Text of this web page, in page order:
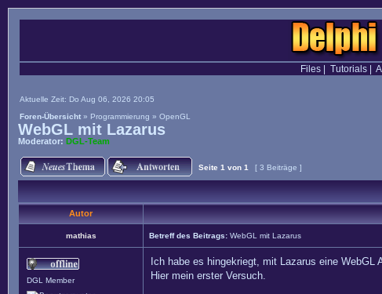
Files| Tutorials|
Aktuelle Zeit: Do Aug 06, 2026 20:05
Foren-Übersicht » Programmierung » OpenGL
WebGL mit Lazarus
Moderator: DGL-Team
Seite 1 von 1 [ 3 Beiträge ]
Autor
mathias Betreff des Beitrags: WebGL mit Lazarus
DGL Member
Ich habe es hingekriegt, mit Lazarus eine WebGL
Hier mein erster Versuch.